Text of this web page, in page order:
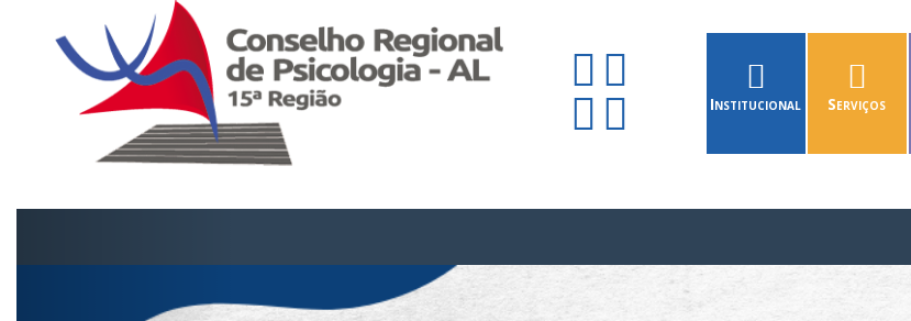
Institucional Serviços